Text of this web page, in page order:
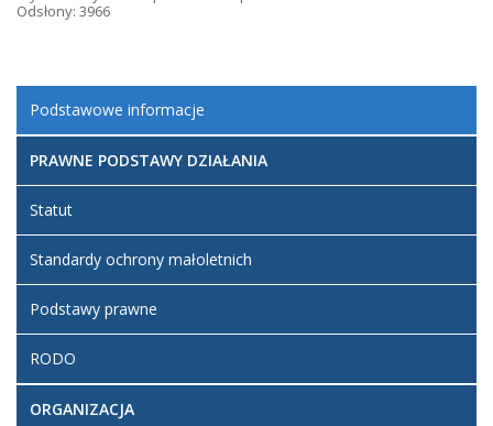
Odsłony: 3966
Podstawowe informacje
PRAWNE PODSTAWY DZIAŁANIA
Statut
Standardy ochrony małoletnich
Podstawy prawne
RODO
ORGANIZACJA